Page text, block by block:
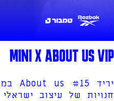
MINI X ABOUT US VIP
חנויות של עיצוב